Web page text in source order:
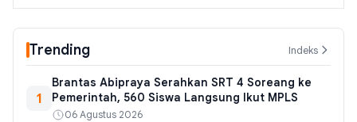
Trending Indeks
1
Brantas Abipraya Serahkan SRT 4 Soreang ke
Pemerintah, 560 Siswa Langsung Ikut MPLS
06 Agustus 2026